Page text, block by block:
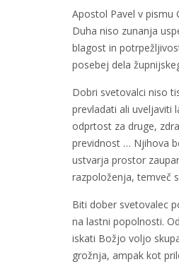
Apostol Pavel v pismu
Duha niso zunanja
blagost in
posebej dela
Dobri svetovalci niso
prevladati ali uveljaviti
odprtost za druge,
previdnost … Njihova
ustvarja prostor
razpoloženja, temveč
Biti dober svetovalec
na lastni popolnosti.
iskati Božjo voljo
grožnja, ampak kot